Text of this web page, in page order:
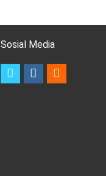
Sosial Media